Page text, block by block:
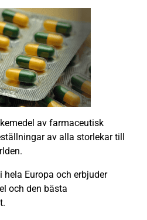
av farmaceutisk
av alla storlekar till
hela Europa och erbjuder
och den bästa